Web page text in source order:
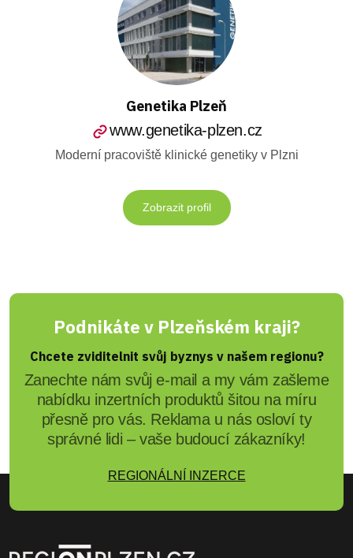
Genetika Plzeň
www.genetika-plzen.cz
Moderní pracoviště klinické genetiky v Plzni
Zobrazit profil
Podnikáte v Plzeňském kraji?
Chcete zviditelnit svůj byznys v našem regionu?
Zanechte nám svůj e-mail a my vám zašleme
nabídku inzertních produktů šitou na míru
přesně pro vás. Reklama u nás osloví ty
správné lidi – vaše budoucí zákazníky!
REGIONÁLNÍ INZERCE